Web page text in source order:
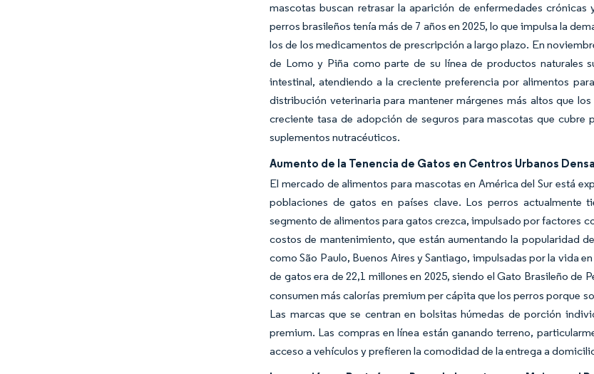
mascotas buscan retrasar la aparición de enfermedades
perros brasileños tenía más de 7 años en 2025, lo que impulsa la
los de los medicamentos de prescripción a largo plazo. En
de Lomo y Piña como parte de su línea de productos naturales
intestinal, atendiendo a la creciente preferencia por alimentos
distribución veterinaria para mantener márgenes más altos que
creciente tasa de adopción de seguros para mascotas que
suplementos nutracéuticos.
Aumento de la Tenencia de Gatos en Centros Urbanos
El mercado de alimentos para mascotas en América del Sur está
poblaciones de gatos en países clave. Los perros
segmento de alimentos para gatos crezca, impulsado por factores
costos de mantenimiento, que están aumentando la popularidad
como São Paulo, Buenos Aires y Santiago, impulsadas por la vida
de gatos era de 22,1 millones en 2025, siendo el Gato Brasileño
consumen más calorías premium per cápita que los perros porque
Las marcas que se centran en bolsitas húmedas de porción
premium. Las compras en línea están ganando terreno,
acceso a vehículos y prefieren la comodidad de la entrega a